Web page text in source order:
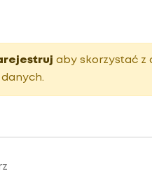
aby skorzystać z